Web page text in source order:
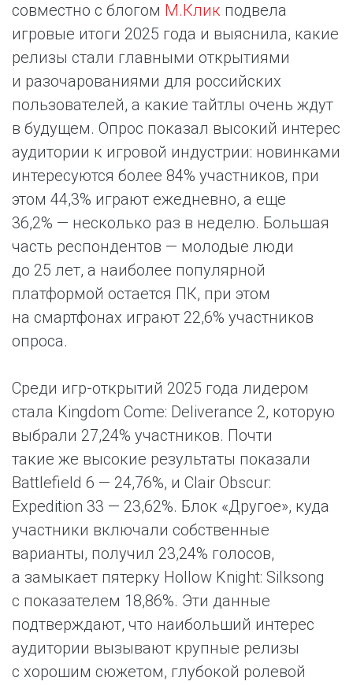
совместно с блогом М.Клик подвела
игровые итоги 2025 года и выяснила, какие
релизы стали главными открытиями
и разочарованиями для российских
пользователей, а какие тайтлы очень ждут
в будущем. Опрос показал высокий интерес
аудитории к игровой индустрии: новинками
интересуются более 84% участников, при
этом 44,3% играют ежедневно, а еще
36,2% — несколько раз в неделю. Большая
часть респондентов — молодые люди
до 25 лет, а наиболее популярной
платформой остается ПК, при этом
на смартфонах играют 22,6% участников
опроса.
Среди игр-открытий 2025 года лидером
стала Kingdom Come: Deliverance 2, которую
выбрали 27,24% участников. Почти
такие же высокие результаты показали
Battlefield 6 — 24,76%, и Clair Obscur:
Expedition 33 — 23,62%. Блок «Другое», куда
участники включали собственные
варианты, получил 23,24% голосов,
а замыкает пятерку Hollow Knight: Silksong
с показателем 18,86%. Эти данные
подтверждают, что наибольший интерес
аудитории вызывают крупные релизы
с хорошим сюжетом, глубокой ролевой